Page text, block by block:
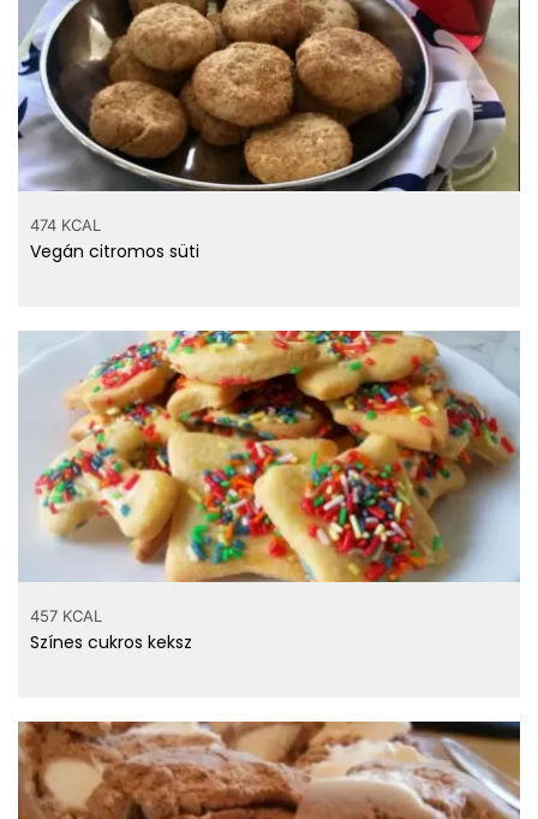
474 KCAL
Vegán citromos süti
457 KCAL
Színes cukros keksz